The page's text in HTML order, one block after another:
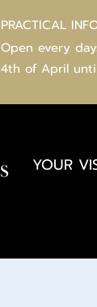
PRACTICAL
Open every
4th of April
YOUR